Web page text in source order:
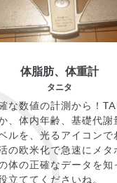
体脂肪、体重計
タニタ
な数値の計測から！
、体内年齢、基礎代謝
ルを、光るアイコン
の欧米化で急速にメタ
体の正確なデータを
立ててくださいね。